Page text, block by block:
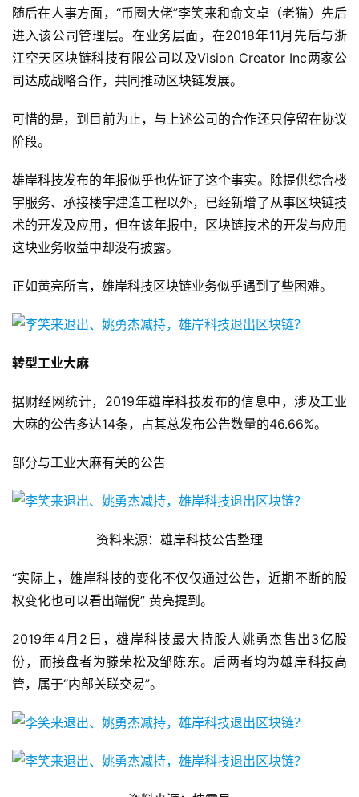
随后在人事方面，“币圈大佬”李笑来和俞文卓（老猫）先后
进入该公司管理层。在业务层面，在2018年11月先后与浙
江空天区块链科技有限公司以及Vision Creator Inc两家公
司达成战略合作，共同推动区块链发展。
可惜的是，到目前为止，与上述公司的合作还只停留在协议
阶段。
雄岸科技发布的年报似乎也佐证了这个事实。除提供综合楼
宇服务、承接楼宇建造工程以外，已经新增了从事区块链技
术的开发及应用，但在该年报中，区块链技术的开发与应用
这块业务收益中却没有披露。
正如黄亮所言，雄岸科技区块链业务似乎遇到了些困难。
转型工业大麻
据财经网统计，2019年雄岸科技发布的信息中，涉及工业
大麻的公告多达14条，占其总发布公告数量的46.66%。
部分与工业大麻有关的公告
资料来源：雄岸科技公告整理
“实际上，雄岸科技的变化不仅仅通过公告，近期不断的股
权变化也可以看出端倪” 黄亮提到。
2019年4月2日，雄岸科技最大持股人姚勇杰售出3亿股
份，而接盘者为滕荣松及邹陈东。后两者均为雄岸科技高
管，属于“内部关联交易”。